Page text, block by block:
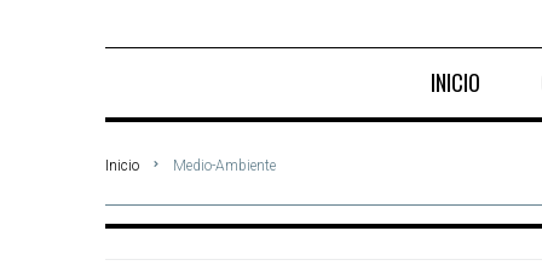
INICIO
Inicio Medio-Ambiente